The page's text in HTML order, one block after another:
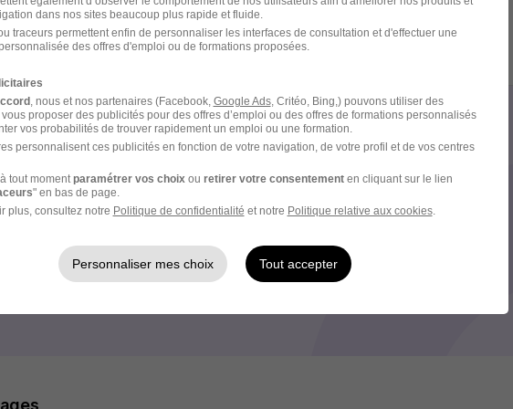
vers des fonctions de responsable de site / encadrant
recrutement
peuvent varier selon l'offre à laquelle vous postulez.
téléphonique selon le fonctionnement de l'entreprise
selon le fonctionnement de l'entreprise
dans nos sites beaucoup plus rapide et fluide.
traceurs permettent enfin de personnaliser les interfaces de consultation et d'effectuer une
des offres d'emploi ou de formations proposées.
, nous et nos partenaires (Facebook, Google Ads, Critéo, Bing,) pouvons utiliser des
proposer des publicités pour des offres d’emploi ou des offres de formations personnalisés
vos probabilités de trouver rapidement un emploi ou une formation.
personnalisent ces publicités en fonction de votre navigation, de votre profil et de vos centres
tout moment paramétrer vos choix ou retirer votre consentementen cliquant sur le lien
" en bas de page.
plus, consultez notre Politique de confidentialité et notre Politique relative aux cookies.
Personnaliser mes choix Tout accepter